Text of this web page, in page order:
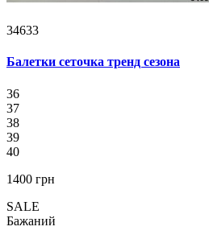
34633
Балетки сеточка тренд сезона
36
37
38
39
40
1400 грн
SALE
Бажаний